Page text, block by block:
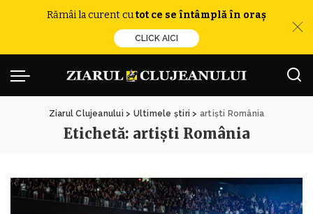
Rămâi la curent cutot ce se întâmplă în oraș
CLICK AICI
Ziarul Clujeanului > Ultimele știri > artiști România
Etichetă: artiști România